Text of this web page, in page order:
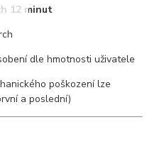
12 minut
dle hmotnosti uživatele
poškození lze
a poslední)